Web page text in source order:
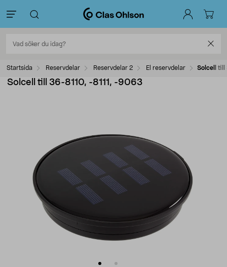
Startsida Reservdelar Reservdelar 2 El reservdelar Solcell till
Solcell till 36-8110, -8111, -9063